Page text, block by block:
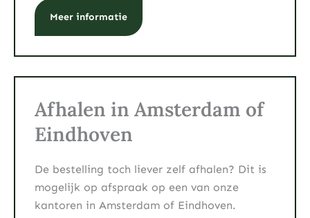
Meer informatie
Afhalen in Amsterdam of
Eindhoven
De bestelling toch liever zelf afhalen? Dit is
mogelijk op afspraak op een van onze
kantoren in Amsterdam of Eindhoven.